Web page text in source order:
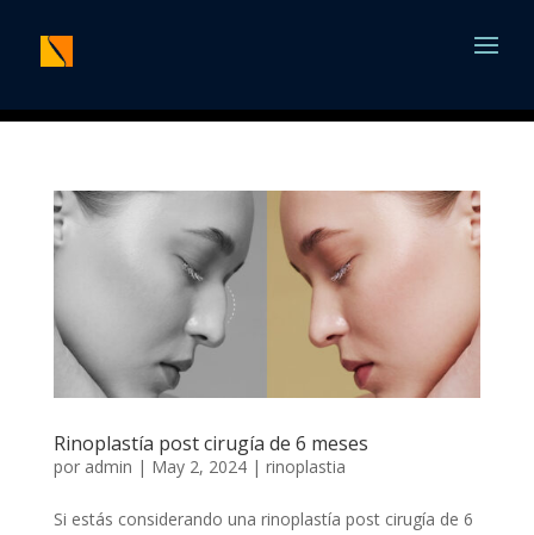
Rinoplastía post cirugía de 6 meses
por admin | May 2, 2024| rinoplastia
Si estás considerando una rinoplastía post cirugía de 6